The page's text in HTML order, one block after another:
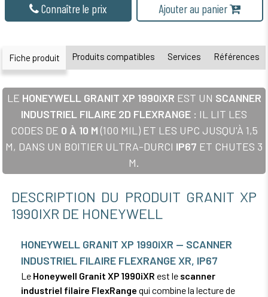
Connaître le prix Ajouter au panier
Fiche produit Produits compatibles Services Références
LE HONEYWELL GRANIT XP 1990iXR EST UN SCANNER
INDUSTRIEL FILAIRE 2D FLEXRANGE : IL LIT LES
CODES DE 0 À 10 M (100 MIL) ET LES UPC JUSQU'À 1,5
M, DANS UN BOITIER ULTRA-DURCI IP67 ET CHUTES 3
M.
DESCRIPTION DU PRODUIT GRANIT XP
1990IXR DE HONEYWELL
HONEYWELL GRANIT XP 1990iXR — SCANNER
INDUSTRIEL FILAIRE FLEXRANGE XR, IP67
Le Honeywell Granit XP 1990iXR est le scanner
industriel filaire FlexRangequi combine la lecture de